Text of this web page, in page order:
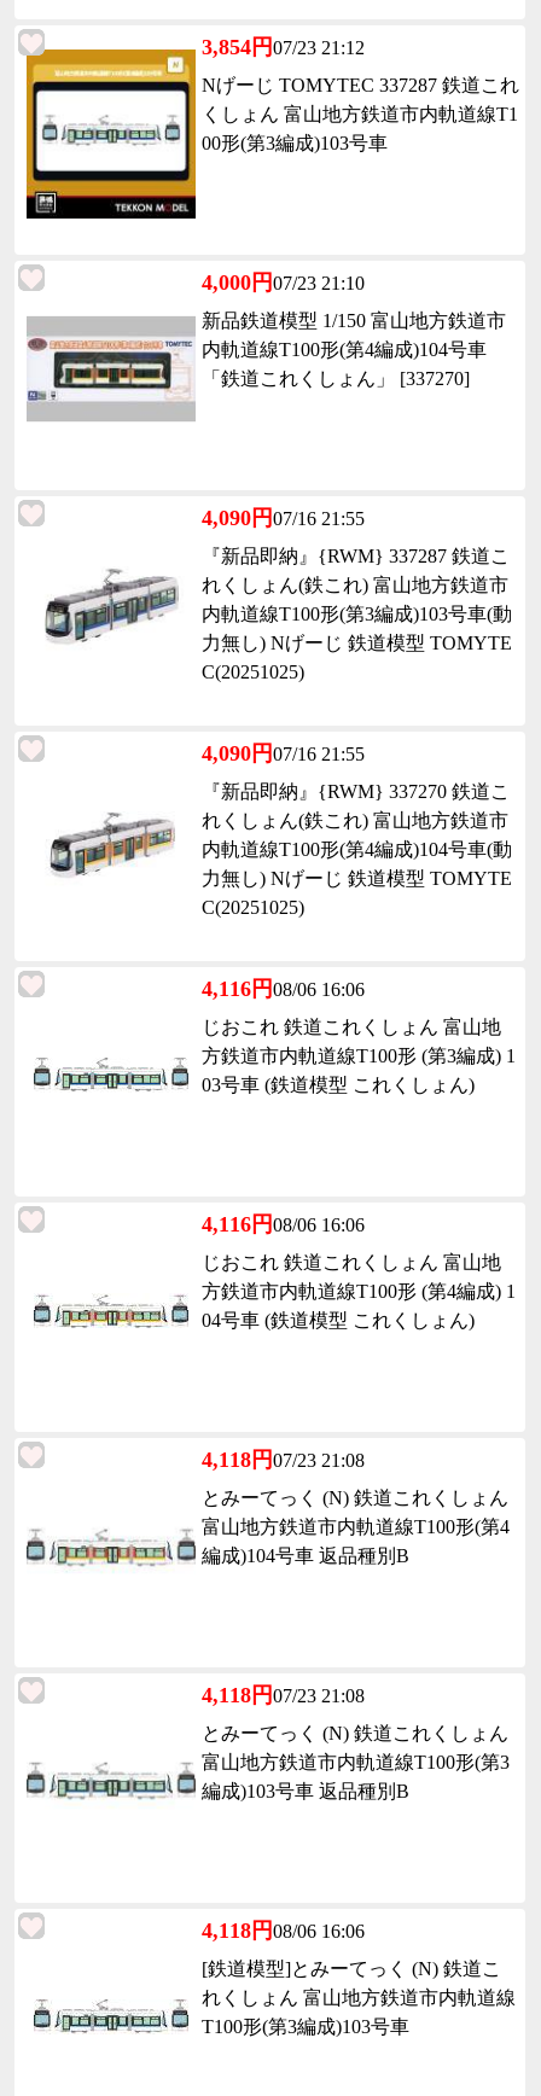
3,854円07/23 21:12
Nげーじ TOMYTEC 337287 鉄道これ
くしょん 富山地方鉄道市内軌道線T1
00形(第3編成)103号車
4,000円07/23 21:10
新品鉄道模型 1/150 富山地方鉄道市
内軌道線T100形(第4編成)104号車
「鉄道これくしょん」 [337270]
4,090円07/16 21:55
『新品即納』{RWM} 337287 鉄道こ
れくしょん(鉄これ) 富山地方鉄道市
内軌道線T100形(第3編成)103号車(動
力無し) Nげーじ 鉄道模型 TOMYTE
C(20251025)
4,090円07/16 21:55
『新品即納』{RWM} 337270 鉄道こ
れくしょん(鉄これ) 富山地方鉄道市
内軌道線T100形(第4編成)104号車(動
力無し) Nげーじ 鉄道模型 TOMYTE
C(20251025)
4,116円08/06 16:06
じおこれ 鉄道これくしょん 富山地
方鉄道市内軌道線T100形 (第3編成) 1
03号車 (鉄道模型 これくしょん)
4,116円08/06 16:06
じおこれ 鉄道これくしょん 富山地
方鉄道市内軌道線T100形 (第4編成) 1
04号車 (鉄道模型 これくしょん)
4,118円07/23 21:08
とみーてっく (N) 鉄道これくしょん
富山地方鉄道市内軌道線T100形(第4
編成)104号車 返品種別B
4,118円07/23 21:08
とみーてっく (N) 鉄道これくしょん
富山地方鉄道市内軌道線T100形(第3
編成)103号車 返品種別B
4,118円08/06 16:06
[鉄道模型]とみーてっく (N) 鉄道こ
れくしょん 富山地方鉄道市内軌道線
T100形(第3編成)103号車